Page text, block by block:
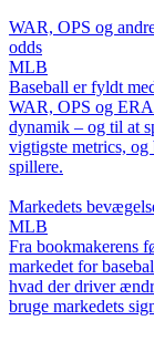
WAR, OPS og
odds
MLB
Baseball er fyldt
WAR, OPS og
dynamik – og til at
vigtigste metrics,
spillere.
Markedets
MLB
Fra bookmakerens
markedet for
hvad der driver
bruge markedets